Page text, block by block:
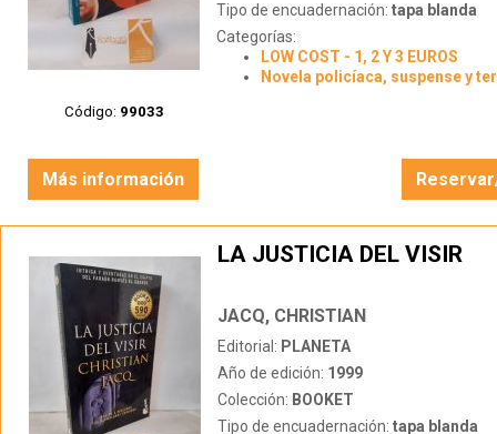
Código: 99033
Tipo de encuadernación: tapa blanda
Categorías:
LOW COST - 1, 2 Y 3 EUROS
Novela policíaca, suspense y
Más información
LA JUSTICIA DEL VISIR
JACQ, CHRISTIAN
Editorial: PLANETA
Año de edición: 1999
Colección: BOOKET
Tipo de encuadernación: tapa blanda